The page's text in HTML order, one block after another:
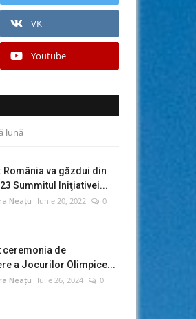
VK
Youtube
lună
România va găzdui din
Summitul Iniţiativei...
Neațu Iunie 20, 2022
0
ceremonia de
a Jocurilor Olimpice...
Neațu Iulie 26, 2024
0